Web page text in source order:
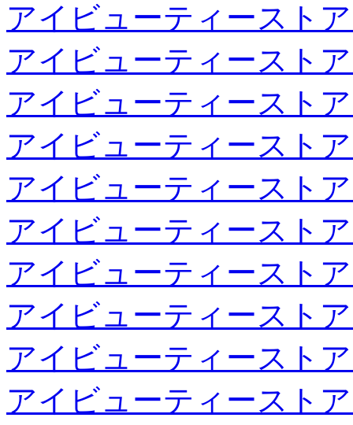
アイビューティースト
アイビューティースト
アイビューティースト
アイビューティースト
アイビューティースト
アイビューティースト
アイビューティースト
アイビューティースト
アイビューティースト
アイビューティースト